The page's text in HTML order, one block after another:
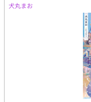
犬丸まお